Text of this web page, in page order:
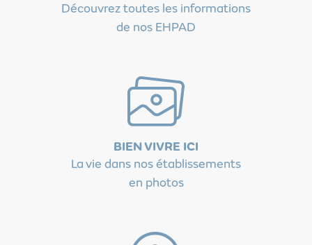
Découvrez toutes les informations
de nos EHPAD
BIEN VIVRE ICI
La vie dans nos établissements
en photos